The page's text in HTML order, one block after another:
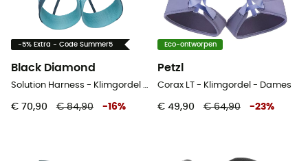
-5% Extra - Code Summer5
Black Diamond
€ 70,90 € 84,90 -16%
Eco-ontworpen
Petzl
Corax LT - Klimgordel - Dames
€ 49,90 € 64,90 -23%